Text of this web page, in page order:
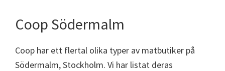
Coop Södermalm
Coop har ett flertal olika typer av matbutiker på
Södermalm, Stockholm. Vi har listat deras